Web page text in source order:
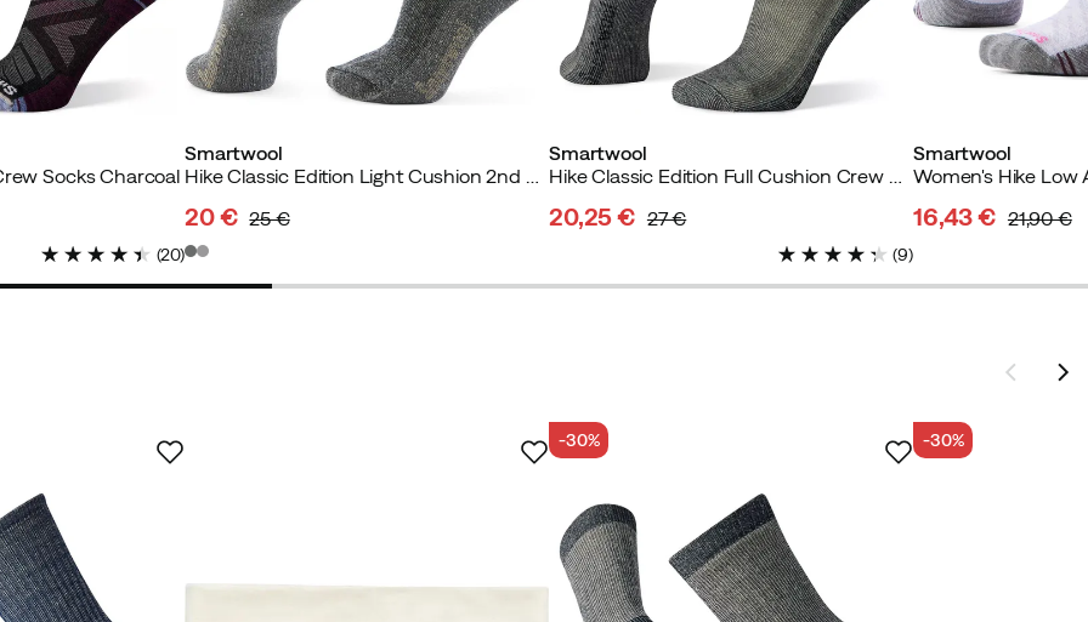
im Inneren!
Socks Charcoal
(20)
Smartwool
Hike Classic Edition Light Cushion 2nd C Charcoal
discounted
20 €
original
25 €
Smartwool
Hike Classic Edition Full Cushion Crew Socks Medium Grey
20,25 € 27 €
(9)
Smartwool
16,43 € 21,90 €
-30% -30%